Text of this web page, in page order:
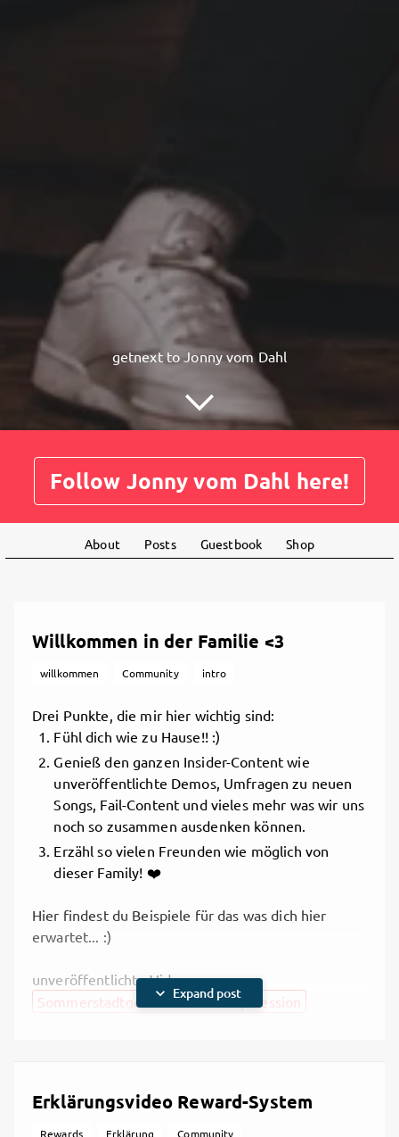
getnext to Jonny vom Dahl
Follow Jonny vom Dahl here!
About Posts Guestbook Shop
Willkommen in der Familie <3
willkommen Community intro
Drei Punkte, die mir hier wichtig sind:
Fühl dich wie zu Hause!! :)
Genieß den ganzen Insider-Content wie
unveröffentlichte Demos, Umfragen zu neuen
Songs, Fail-Content und vieles mehr was wir uns
noch so zusammen ausdenken können.
Erzähl so vielen Freunden wie möglich von
dieser Family! ❤️
Hier findest du Beispiele für das was dich hier
erwartet... :)
unveröffentlichte Videos
Sommerstadtgeflüster - Rooftop Session
(Achtung seeehr rough! :D)
expand_more Expand post
Erklärungsvideo Reward-System
Rewards Erklärung Community